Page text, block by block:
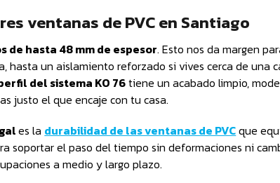
ventanas de PVC en Santiago
de hasta 48 mm de espesor. Esto nos da margen
hasta un aislamiento reforzado si vives cerca de una
del sistema KO 76tiene un acabado limpio,
justo el que encaje con tu casa.
es la durabilidad de las ventanas de PVCque
soportar el paso del tiempo sin deformaciones ni
a medio y largo plazo.